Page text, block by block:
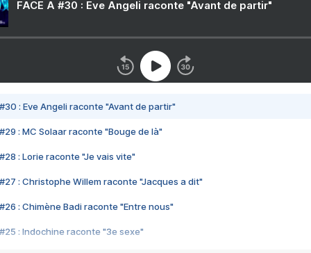
FACE A #30 : Eve Angeli raconte "Avant de partir"
#30 : Eve Angeli raconte "Avant de partir"
#29 : MC Solaar raconte "Bouge de là"
#28 : Lorie raconte "Je vais vite"
#27 : Christophe Willem raconte "Jacques a dit"
#26 : Chimène Badi raconte "Entre nous"
#25 : Indochine raconte "3e sexe"